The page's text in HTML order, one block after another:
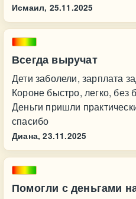
Исмаил, 25.11.2025
Всегда выручат
Дети заболели, зарплата
Короне быстро, легко, без
Деньги пришли
спасибо
Диана, 23.11.2025
Помогли с деньгами